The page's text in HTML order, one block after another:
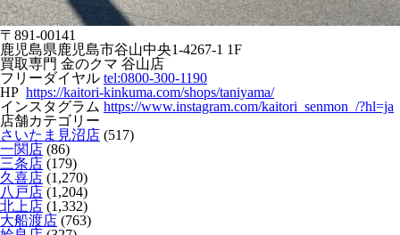
〒891-00141
鹿児島県鹿児島市谷山中央1-4267-1 1F
買取専門 金のクマ 谷山店
フリーダイヤル tel:0800-300-1190
HP https://kaitori-kinkuma.com/shops/taniyama/
インスタグラム https://www.instagram.com/kaitori_senmon_/?hl=ja
店舗カテゴリー
さいたま見沼店 (517)
一関店 (86)
三条店 (179)
久喜店 (1,270)
八戸店 (1,204)
北上店 (1,332)
大船渡店 (763)